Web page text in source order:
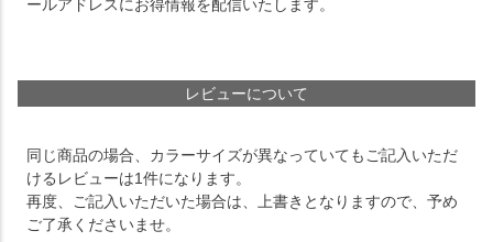
ールアドレスにお得情報を配信いたします。
レビューについて
同じ商品の場合、カラーサイズが異なっていてもご記入いただ
けるレビューは1件になります。
再度、ご記入いただいた場合は、上書きとなりますので、予め
ご了承くださいませ。